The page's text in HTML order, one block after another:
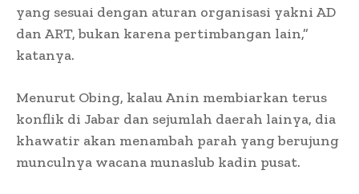
yang sesuai dengan aturan organisasi yakni AD
dan ART, bukan karena pertimbangan lain,”
katanya.
Menurut Obing, kalau Anin membiarkan terus
konflik di Jabar dan sejumlah daerah lainya, dia
khawatir akan menambah parah yang berujung
munculnya wacana munaslub kadin pusat.